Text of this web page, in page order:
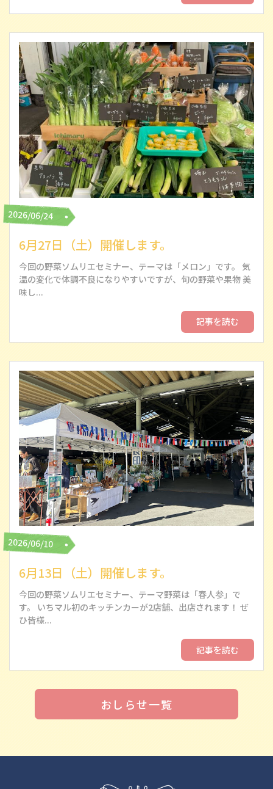
2026/06/24
6月27日（土）開催します。
今回の野菜ソムリエセミナー、テーマは「メロン」です。 気
温の変化で体調不良になりやすいですが、旬の野菜や果物 美
味し...
記事を読む
2026/06/10
6月13日（土）開催します。
今回の野菜ソムリエセミナー、テーマ野菜は「春人参」で
す。 いちマル初のキッチンカーが2店舗、出店されます！ ぜ
ひ皆様...
記事を読む
おしらせ一覧